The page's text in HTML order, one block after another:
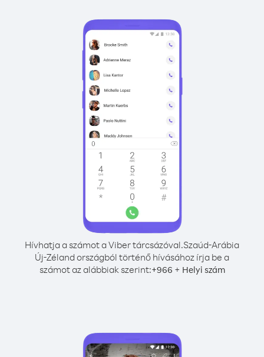
Hívhatja a számot a Viber tárcsázóval.Szaúd-Arábia
Új-Zéland országból történő hívásához írja be a
számot az alábbiak szerint:+966 + Helyi szám